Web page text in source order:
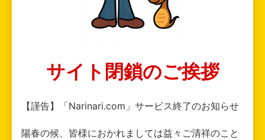
サイト閉鎖のご挨拶
【謹告】「Narinari.com」サービス終了のお知らせ
陽春の候、皆様におかれましては益々ご清祥のこと